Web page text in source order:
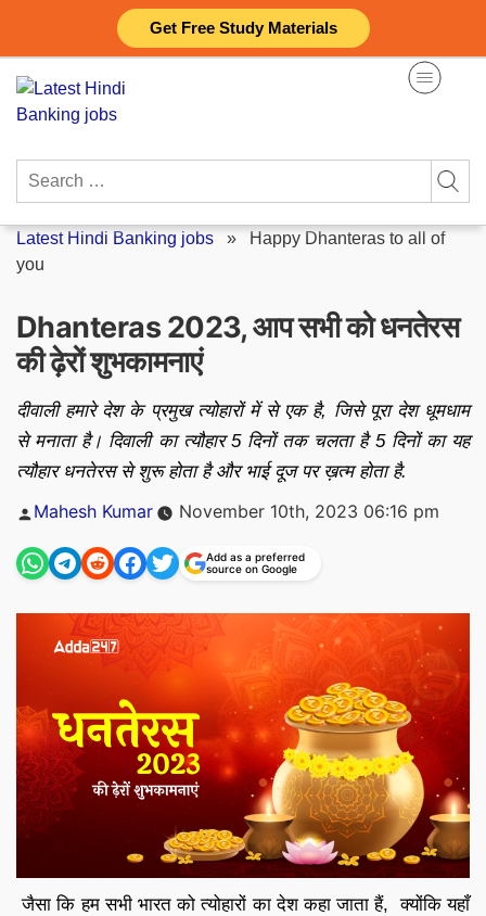
Get Free Study Materials
content
Search
Latest Hindi Banking jobs » Happy Dhanteras to all of
you
Dhanteras 2023, आप सभी को धनतेरस
की ढ़ेरों शुभकामनाएं
दीवाली हमारे देश के प्रमुख त्योहारों में से एक है, जिसे पूरा देश धूमधाम
से मनाता है। दिवाली का त्यौहार 5 दिनों तक चलता है 5 दिनों का यह
त्यौहार धनतेरस से शुरू होता है और भाई दूज पर ख़त्म होता है.
Posted
Mahesh Kumar November 10th, 2023 06:16 pm
Add as a preferred
source on Google
जैसा कि हम सभी भारत को त्योहारों का देश कहा जाता हैं, क्योंकि यहाँ